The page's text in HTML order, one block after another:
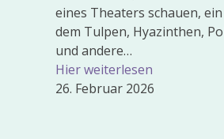
eines Theaters schauen,
dem Tulpen, Hyazinthen,
und andere…
Hier weiterlesen
26. Februar 2026